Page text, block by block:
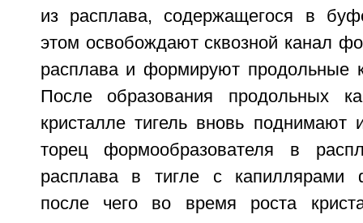
из расплава, содержащегося в
этом освобождают сквозной канал
расплава и формируют продольные
После образования продольных
кристалле тигель вновь поднимают
торец формообразователя в
расплава в тигле с капиллярами
после чего во время роста